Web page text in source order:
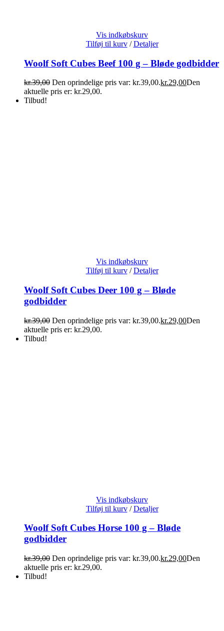
Vis indkøbskurv
Tilføj til kurv / Detaljer
Woolf Soft Cubes Beef 100 g – Bløde godbidder
kr.39,00 Den oprindelige pris var: kr.39,00.kr.29,00Den
aktuelle pris er: kr.29,00.
Tilbud!
Vis indkøbskurv
Tilføj til kurv / Detaljer
Woolf Soft Cubes Deer 100 g – Bløde
godbidder
kr.39,00 Den oprindelige pris var: kr.39,00.kr.29,00Den
aktuelle pris er: kr.29,00.
Tilbud!
Vis indkøbskurv
Tilføj til kurv / Detaljer
Woolf Soft Cubes Horse 100 g – Bløde
godbidder
kr.39,00 Den oprindelige pris var: kr.39,00.kr.29,00Den
aktuelle pris er: kr.29,00.
Tilbud!